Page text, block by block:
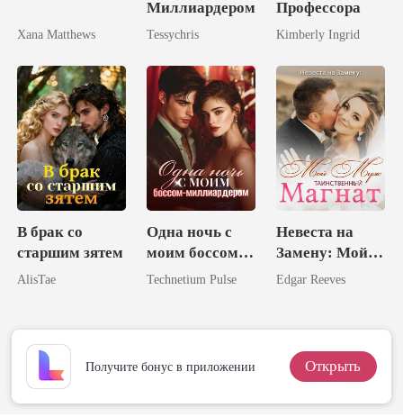
Xana Matthews
Миллиардером
Tessychris
Профессора
Kimberly Ingrid
В брак со
старшим зятем
AlisTae
Одна ночь с
моим боссом-
миллиардером
Technetium Pulse
Невеста на
Замену: Мой
Муж –
Edgar Reeves
Получите бонус в приложении Открыть